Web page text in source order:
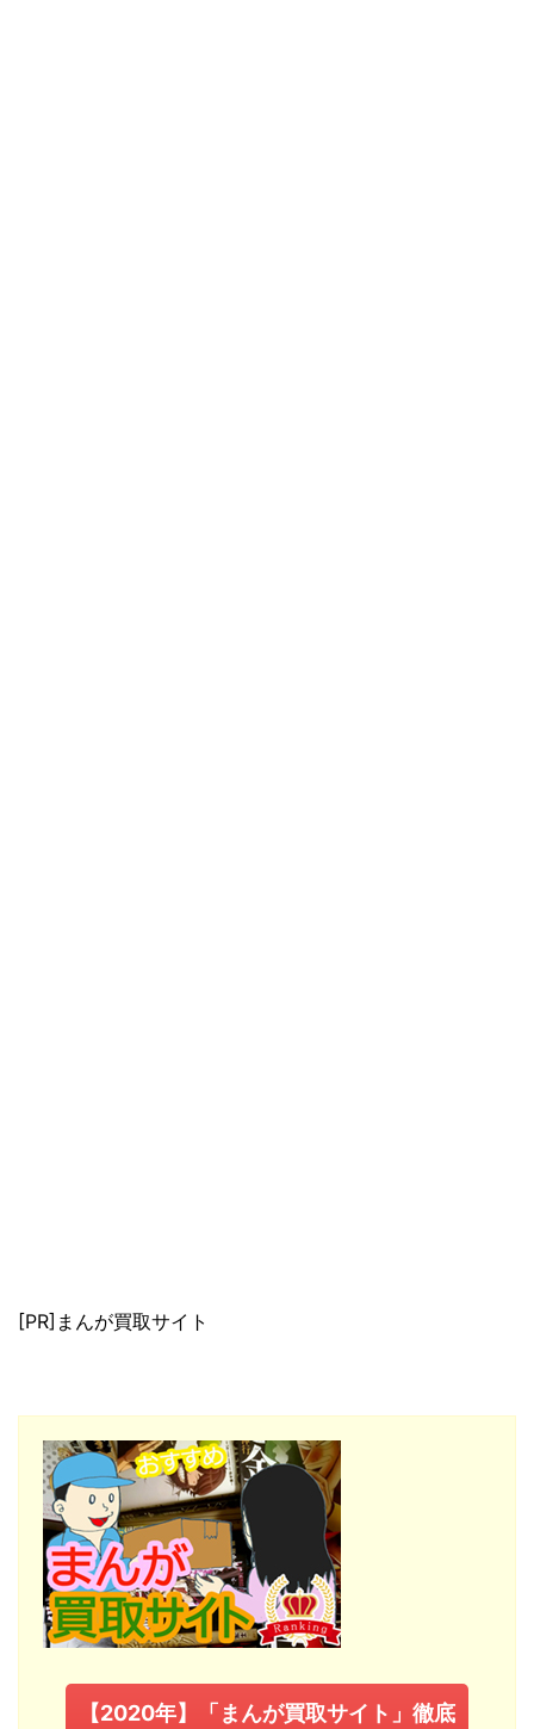
[PR]まんが買取サイト
【2020年】「まんが買取サイト」徹底